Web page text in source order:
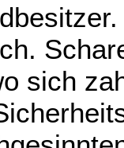
sich